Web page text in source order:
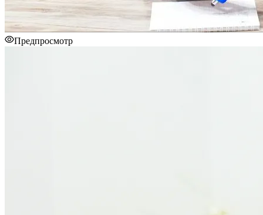
Предпросмотр